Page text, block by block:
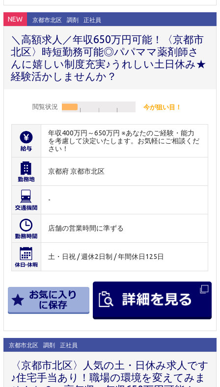
NEW 京都市北区 調剤 正社員
＼高額求人／年収650万円可能！〈京都市
北区〉時短勤務可能◎パパママ薬剤師さ
んに嬉しい制度充実♪うれしい土日休み★
経験活かしませんか？
閲覧状況 今が狙い目！
年収400万円～650万円 ※あなたのご経験・能力
を考慮して決定いたします。お気軽にご相談くだ
さい！
京都府 京都市北区
-
店舗の営業時間に準ずる
土・日祝 / 週休2日制 / 年間休日125日
京都市北区 調剤 正社員
〈京都市北区〉人気の土・日休み求人です
♪住宅手当あり！職場の環境を変えてみま